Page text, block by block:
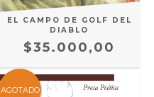
EL CAMPO DE GOLF DEL
DIABLO
$35.000,00
AGOTADO